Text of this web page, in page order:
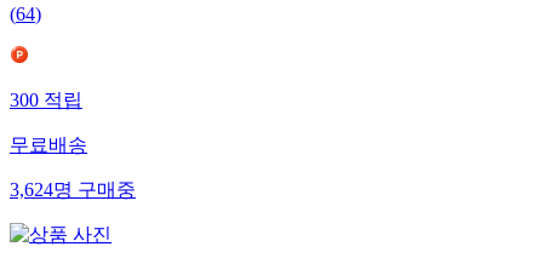
(64)
300 적립
무료배송
3,624명 구매중